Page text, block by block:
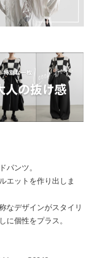
パンツ。
エットを作り出しま
なデザインがスタイリ
に個性をプラス。